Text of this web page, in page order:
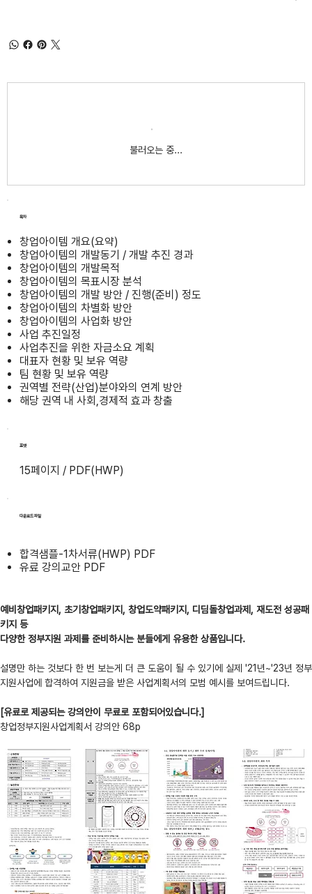
불러오는 중...
포맷
15페이지 / PDF(HWP)
다운로드 파일
합격샘플-1차서류(HWP) PDF
유료 강의교안 PDF
목차
창업아이템 개요(요약)
창업아이템의 개발동기 / 개발 추진 경과
창업아이템의 개발목적
창업아이템의 목표시장 분석
창업아이템의 개발 방안 / 진행(준비) 정도
창업아이템의 차별화 방안
창업아이템의 사업화 방안
사업 추진일정
사업추진을 위한 자금소요 계획
대표자 현황 및 보유 역량
팀 현황 및 보유 역량
권역별 전략(산업)분야와의 연계 방안
해당 권역 내 사회,경제적 효과 창출
예비창업패키지, 초기창업패키지, 창업도약패키지, 디딤돌창업과제, 재도전 성공패
키지 등
다양한 정부지원 과제를 준비하시는 분들에게 유용한 상품입니다.
설명만 하는 것보다 한 번 보는게 더 큰 도움이 될 수 있기에 실제 '21년~'23년 정부
지원사업에 합격하여 지원금을 받은 사업계획서의 모범 예시를 보여드립니다.
[유료로 제공되는 강의안이 무료로 포함되어있습니다.]
창업정부지원사업계획서 강의안 68p